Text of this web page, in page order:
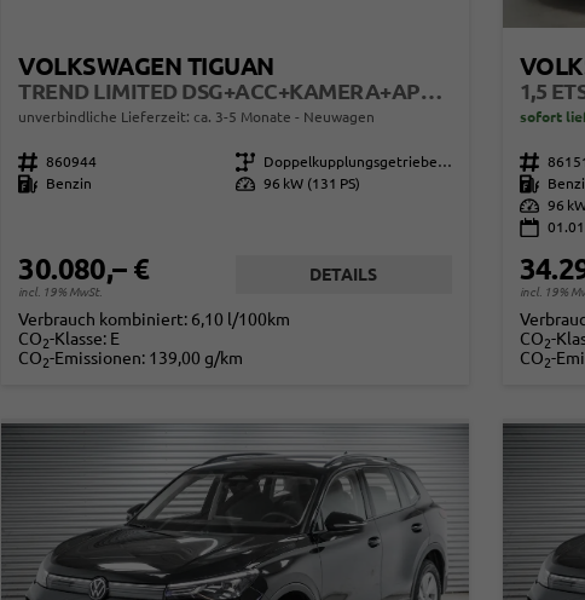
VOLKSWAGEN TIGUAN
TREND LIMITED DSG+ACC+KAMERA+APP+KLIMA+LED+17" LM
unverbindliche Lieferzeit: ca. 3-5 Monate Neuwagen
Fahrzeugnr. 860944 Getriebe
Doppelkupplungsgetriebe (DSG)
Kraftstoff
Benzin Leistung 96 kW (131 PS)
30.080,– €
incl. 19% MwSt.
DETAILS
Verbrauch kombiniert: 6,10 l/100km
CO2-Klasse: E
CO2-Emissionen: 139,00 g/km
1,5
sofort
Fahrzeugnr.
Kraftstoff
Leistung 96
incl. 19%
CO2-
CO2-